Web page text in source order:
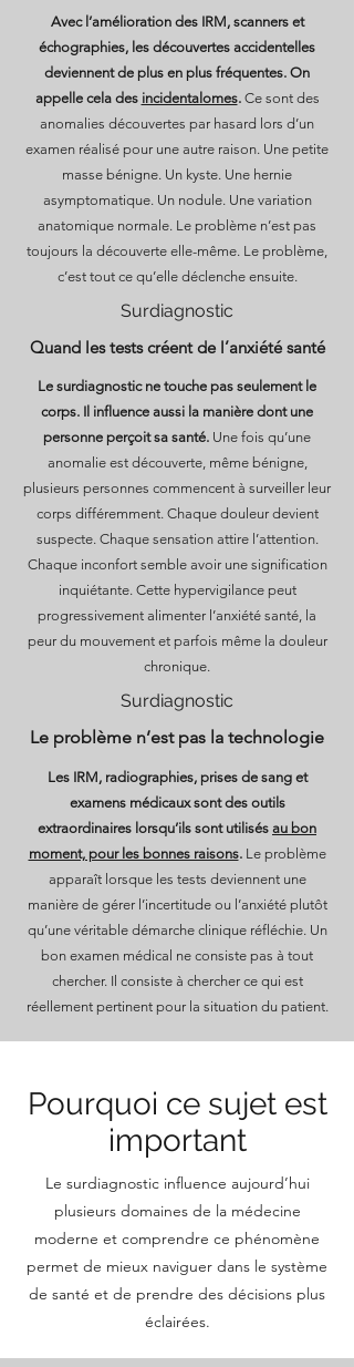
Avec l’amélioration des IRM, scanners et
échographies, les découvertes accidentelles
deviennent de plus en plus fréquentes. On
appelle cela des incidentalomes.Ce sont des
anomalies découvertes par hasard lors d’un
examen réalisé pour une autre raison. Une petite
masse bénigne. Un kyste. Une hernie
asymptomatique. Un nodule. Une variation
anatomique normale. Le problème n’est pas
toujours la découverte elle-même. Le problème,
c’est tout ce qu’elle déclenche ensuite.
Surdiagnostic
Quand les tests créent de l’anxiété santé
Le surdiagnostic ne touche pas seulement le
corps. Il influence aussi la manière dont une
personne perçoit sa santé. Une fois qu’une
anomalie est découverte, même bénigne,
plusieurs personnes commencent à surveiller leur
corps différemment. Chaque douleur devient
suspecte. Chaque sensation attire l’attention.
Chaque inconfort semble avoir une signification
inquiétante. Cette hypervigilance peut
progressivement alimenter l’anxiété santé, la
peur du mouvement et parfois même la douleur
chronique.
Surdiagnostic
Le problème n’est pas la technologie
Les IRM, radiographies, prises de sang et
examens médicaux sont des outils
extraordinaires lorsqu’ils sont utilisés au bon
moment, pour les bonnes raisons. Le problème
apparaît lorsque les tests deviennent une
manière de gérer l’incertitude ou l’anxiété plutôt
qu’une véritable démarche clinique réfléchie. Un
bon examen médical ne consiste pas à tout
chercher. Il consiste à chercher ce qui est
réellement pertinent pour la situation du patient.
Pourquoi ce sujet est
important
Le surdiagnostic influence aujourd’hui
plusieurs domaines de la médecine
moderne et comprendre ce phénomène
permet de mieux naviguer dans le système
de santé et de prendre des décisions plus
éclairées.